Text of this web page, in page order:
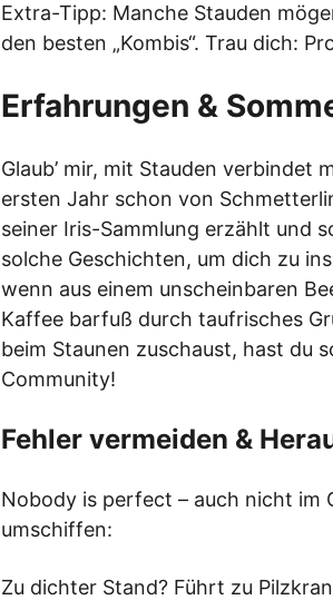
Extra-Tipp: Manche Stauden
den besten „Kombis“. Trau dich:
Erfahrungen &
Glaub’ mir, mit Stauden verbindet
ersten Jahr schon von
seiner Iris-Sammlung erzählt und
solche Geschichten, um dich zu
wenn aus einem unscheinbaren
Kaffee barfuß durch taufrisches
beim Staunen zuschaust, hast du
Community!
Fehler vermeiden &
Nobody is perfect – auch nicht im
umschiffen:
Zu dichter Stand? Führt zu